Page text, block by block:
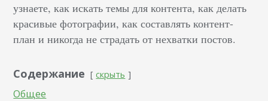
узнаете, как искать темы для контента, как делать
красивые фотографии, как составлять контент-
план и никогда не страдать от нехватки постов.
Содержание скрыть
Общее